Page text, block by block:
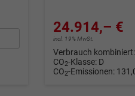
24.914,– €
incl. 19% MwSt.
Verbrauch kombiniert:
CO2-Klasse: D
CO2-Emissionen: